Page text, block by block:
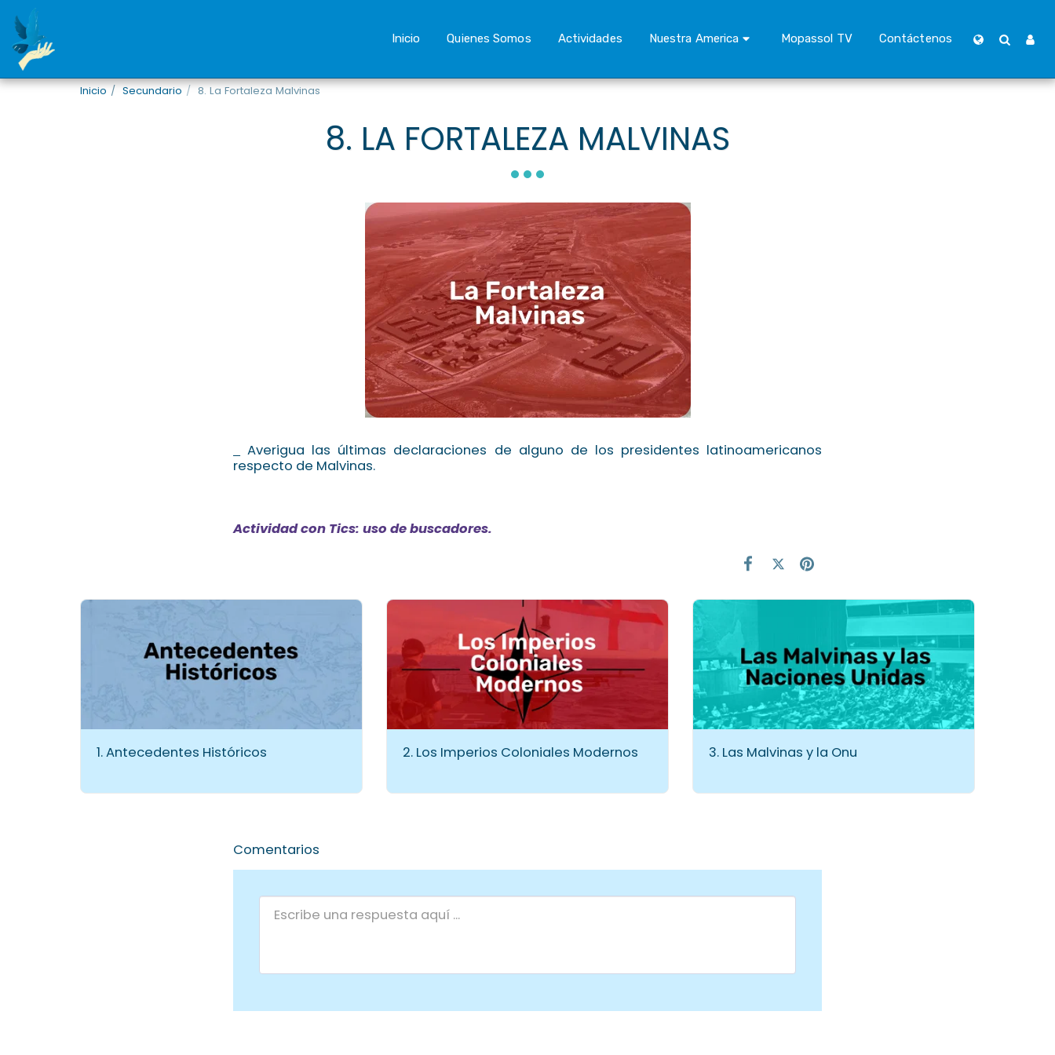
Inicio Quienes Somos Actividades Nuestra America Mopassol TV Contáctenos
Inicio Secundario 8. La Fortaleza Malvinas
8. LA FORTALEZA MALVINAS
Averigua las últimas declaraciones de alguno de los presidentes latinoamericanos
respecto de Malvinas.
Actividad con Tics: uso de buscadores.
1. Antecedentes Históricos 2. Los Imperios Coloniales Modernos 3. Las Malvinas y la Onu
Comentarios